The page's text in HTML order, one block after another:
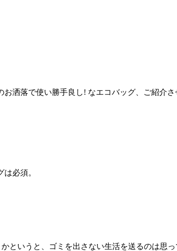
洒落で使い勝手良し! なエコバッグ、ご紹介さ
必須。
というと、ゴミを出さない生活を送るのは思